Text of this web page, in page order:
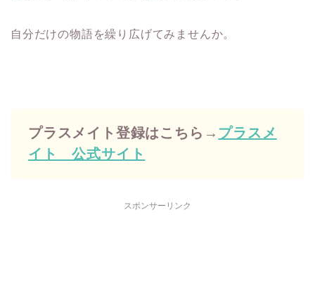
自分だけの物語を繰り広げてみませんか。
プラスメイト登録はこちら→ プラスメ
イト 公式サイト
スポンサーリンク